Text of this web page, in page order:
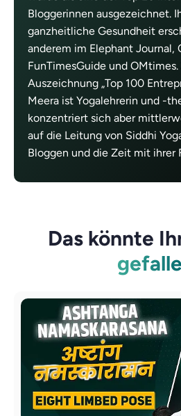
Bloggerinnen ausgezeichnet.
ganzheitliche Gesundheit
anderem im Elephant Journal,
FunTimesGuide und
Auszeichnung „Top 100
Meera ist Yogalehrerin und -
konzentriert sich aber
auf die Leitung von Siddhi
Bloggen und die Zeit mit ihrer
Das könnte